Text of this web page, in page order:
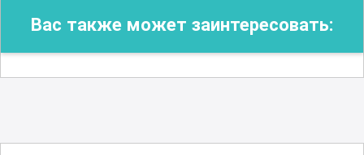
Вас также может заинтересовать: